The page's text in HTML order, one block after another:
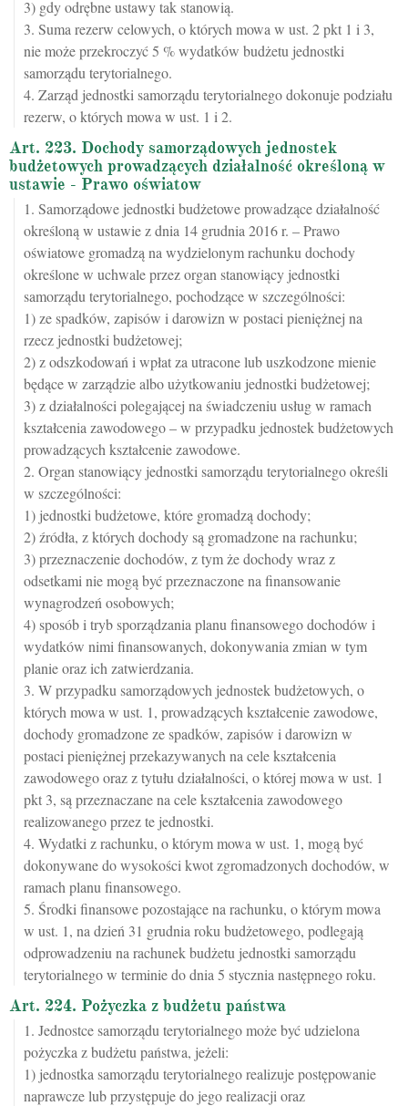
3) gdy odrębne ustawy tak stanowią.
3. Suma rezerw celowych, o których mowa w ust. 2 pkt 1 i 3,
nie może przekroczyć 5 % wydatków budżetu jednostki
samorządu terytorialnego.
4. Zarząd jednostki samorządu terytorialnego dokonuje podziału
rezerw, o których mowa w ust. 1 i 2.
Art. 223. Dochody samorządowych jednostek
budżetowych prowadzących działalność określoną w
ustawie - Prawo oświatow
1. Samorządowe jednostki budżetowe prowadzące działalność
określoną w ustawie z dnia 14 grudnia 2016 r. – Prawo
oświatowe gromadzą na wydzielonym rachunku dochody
określone w uchwale przez organ stanowiący jednostki
samorządu terytorialnego, pochodzące w szczególności:
1) ze spadków, zapisów i darowizn w postaci pieniężnej na
rzecz jednostki budżetowej;
2) z odszkodowań i wpłat za utracone lub uszkodzone mienie
będące w zarządzie albo użytkowaniu jednostki budżetowej;
3) z działalności polegającej na świadczeniu usług w ramach
kształcenia zawodowego – w przypadku jednostek budżetowych
prowadzących kształcenie zawodowe.
2. Organ stanowiący jednostki samorządu terytorialnego określi
w szczególności:
1) jednostki budżetowe, które gromadzą dochody;
2) źródła, z których dochody są gromadzone na rachunku;
3) przeznaczenie dochodów, z tym że dochody wraz z
odsetkami nie mogą być przeznaczone na finansowanie
wynagrodzeń osobowych;
4) sposób i tryb sporządzania planu finansowego dochodów i
wydatków nimi finansowanych, dokonywania zmian w tym
planie oraz ich zatwierdzania.
3. W przypadku samorządowych jednostek budżetowych, o
których mowa w ust. 1, prowadzących kształcenie zawodowe,
dochody gromadzone ze spadków, zapisów i darowizn w
postaci pieniężnej przekazywanych na cele kształcenia
zawodowego oraz z tytułu działalności, o której mowa w ust. 1
pkt 3, są przeznaczane na cele kształcenia zawodowego
realizowanego przez te jednostki.
4. Wydatki z rachunku, o którym mowa w ust. 1, mogą być
dokonywane do wysokości kwot zgromadzonych dochodów, w
ramach planu finansowego.
5. Środki finansowe pozostające na rachunku, o którym mowa
w ust. 1, na dzień 31 grudnia roku budżetowego, podlegają
odprowadzeniu na rachunek budżetu jednostki samorządu
terytorialnego w terminie do dnia 5 stycznia następnego roku.
Art. 224. Pożyczka z budżetu państwa
1. Jednostce samorządu terytorialnego może być udzielona
pożyczka z budżetu państwa, jeżeli:
1) jednostka samorządu terytorialnego realizuje postępowanie
naprawcze lub przystępuje do jego realizacji oraz